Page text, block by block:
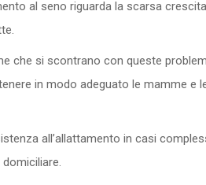
al seno riguarda la scarsa
che si scontrano con queste
in modo adeguato le mamme e
all’allattamento in casi